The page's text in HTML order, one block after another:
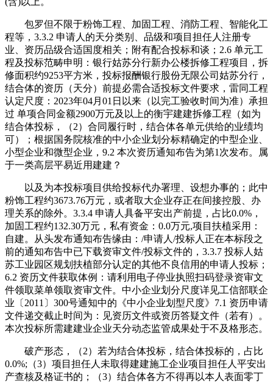
包罗但不限于粉饰工程、加固工程、消防工程、智能化工
程等，3.3.2 申请人的天分类别、品级和项目担任人注册专
业、资历品级合适国度相关；附有配合投标和谈；2.6 单元工
程及投标范畴申明：银行姑苏分行新办公楼拆修工程项目，拆
修面积约9253平方米，投标报酬银行股份无限公司姑苏分行，
结合体的资历（天分）前提必需合适投标文件要求，雷同工程
认定尺度：2023年04月01日以来（以完工验收时间为准）承担
过 单项合同金额2900万元及以上的衡宇建建拆修工程（如为
结合体投标，（2）合同履行时，结合体各单元供给的业绩均
可）；根据国务院核准的中小企业划分标精确定的中型企业、
小型企业和微型企业，9.2 本次资历通知布告为第1次发布。属
于一类高层平易近用建建？
以及为本投标项目供给投标代办署理、设想办事的；此中
粉饰工程约3673.76万元，或者取大企业存正在间接控股、办
理关系的除外。3.3.4 申请人具备平安出产前提，占比0.0%，
加固工程约132.30万元，私有资金：0.0万元,项目扶植采用：
自建。从头发布通知布告缘由：/申请人/投标人正在本标段之
前的通知布告中已下载资审文件/投标文件的，3.3.7 投标人姑
苏工业园区规划扶植部分认定的其他不良信用的申请人投标；
6.2 资历文件获取体例：请利用电子停业执照扫码登录资审文
件领取菜单领取资审文件。中小企业划分尺度详见工信部联企
业〔2011〕300号通知中的《中小企业划型尺度》7.1 资历申请
文件递交截止时间为：见资历文件或资历答疑文件（若有）。
本次投标所需建建业企业天分动态监管成果处于不及格形态。
破产形态，（2）若为结合体投标，结合体投标的，占比
0.0%;（3）项目担任人未取得建建施工企业项目担任人平安出
产查核及格证书的；（3）结合体各方不得再以本人表面零丁